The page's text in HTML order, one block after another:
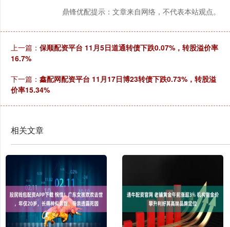
鼎锋优配提示：文章来自网络，不代表本站观点。
上一篇： 保顺配资平台 11月5日道通转债下跌0.07%，转股溢价率
16.7%
下一篇： 鑫配网配资平台 11月17日博23转债下跌0.73%，转股溢
价率15.34%
相关文章